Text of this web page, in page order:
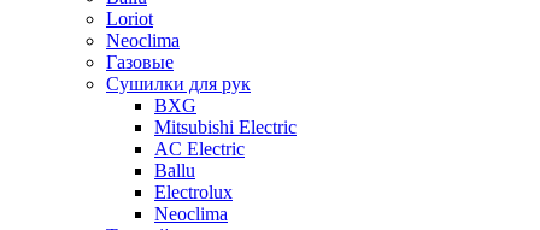
Loriot
Neoclima
Газовые
Сушилки для рук
BXG
Mitsubishi Electric
AC Electric
Ballu
Electrolux
Neoclima